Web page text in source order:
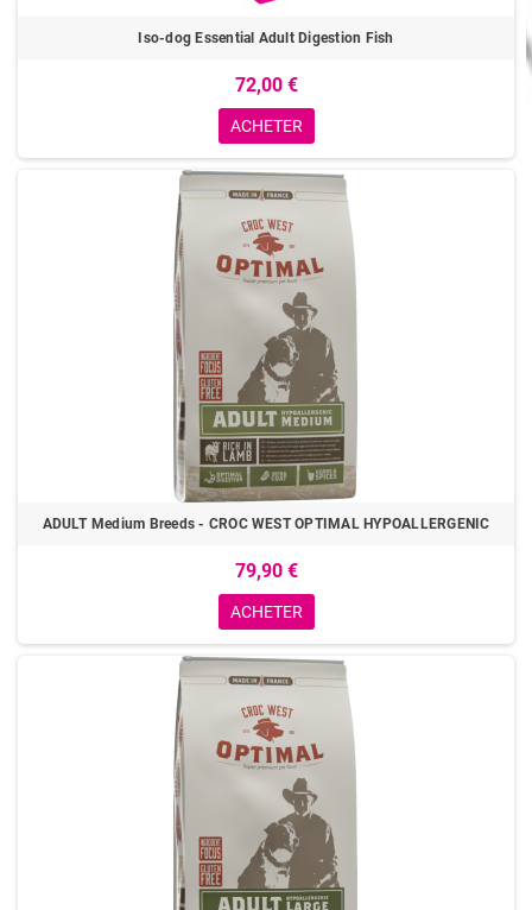
Iso-dog Essential Adult Digestion Fish
72,00 €
ACHETER
ADULT Medium Breeds - CROC WEST OPTIMAL HYPOALLERGENIC
79,90 €
ACHETER